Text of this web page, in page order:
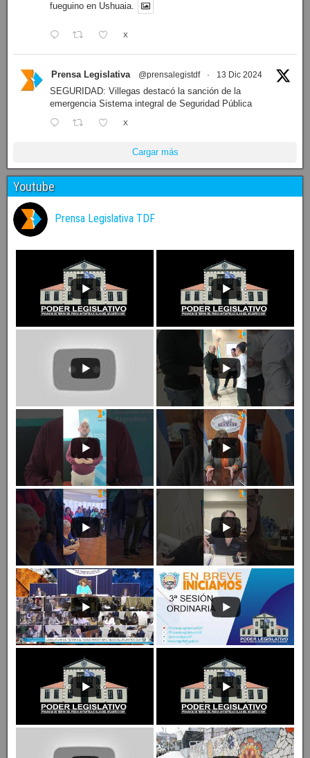
fueguino en Ushuaia.
X
Prensa Legislativa @prensalegistdf · 13 Dic 2024
SEGURIDAD: Villegas destacó la sanción de la
emergencia Sistema integral de Seguridad Pública
X
Cargar más
Youtube
Prensa Legislativa TDF